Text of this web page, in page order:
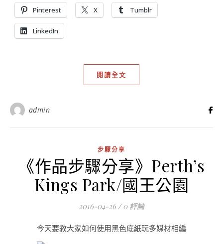
Pinterest X Tumblr
LinkedIn
閱讀全文
admin
步驟分享
《作品步驟分享》Perth’s
Kings Park/國王公園
2016-04-26 / 0 評論
今天要教大家如何使用黑色底紙玩多媒材相編